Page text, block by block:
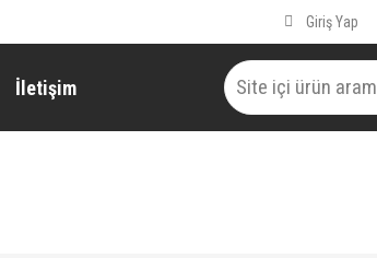
Giriş Yap
İletişim